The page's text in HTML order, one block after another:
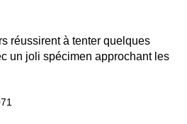
réussirent à tenter quelques
un joli spécimen approchant les